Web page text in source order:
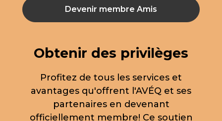
Devenir membre Amis
Obtenir des privilèges
Profitez de tous les services et
avantages qu'offrent l'AVÉQ et ses
partenaires en devenant
officiellement membre! Ce soutien